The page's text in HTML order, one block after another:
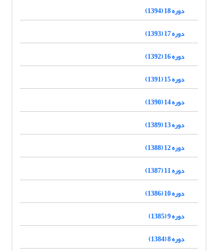
دوره 18 (1394)
دوره 17 (1393)
دوره 16 (1392)
دوره 15 (1391)
دوره 14 (1390)
دوره 13 (1389)
دوره 12 (1388)
دوره 11 (1387)
دوره 10 (1386)
دوره 9 (1385)
دوره 8 (1384)